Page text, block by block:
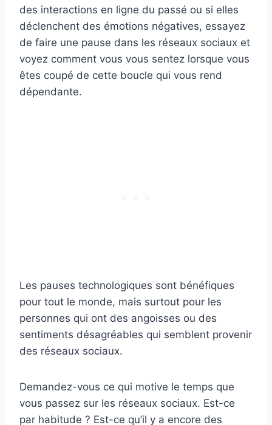
des interactions en ligne du passé ou si elles
déclenchent des émotions négatives, essayez
de faire une pause dans les réseaux sociaux et
voyez comment vous vous sentez lorsque vous
êtes coupé de cette boucle qui vous rend
dépendante.
Les pauses technologiques sont bénéfiques
pour tout le monde, mais surtout pour les
personnes qui ont des angoisses ou des
sentiments désagréables qui semblent provenir
des réseaux sociaux.
Demandez-vous ce qui motive le temps que
vous passez sur les réseaux sociaux. Est-ce
par habitude ? Est-ce qu’il y a encore des